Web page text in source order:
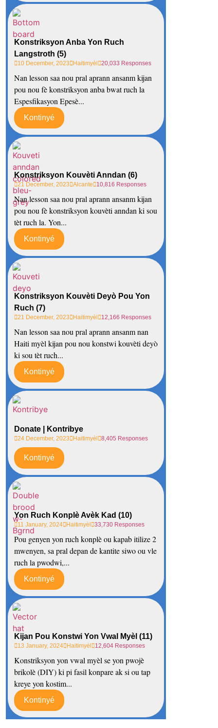
Konstriksyon Anba Yon Ruch
Langstroth (5)
10 December, 2023 Haitimyèl 20,033 Responses
Nan lesson saa nou pral aprann ansanm kijan
pou nou fè konstriksyon anba bwat ruch la
Espesfikasyon Epesè...
Kontinyé
Konstriksyon Kouvèti Anndan (6)
21 December, 2023 Alcante 10,816 Responses
Nan lesson saa nou pral aprann ansanm kijan
pou nou fè konstriksyon kouvèti anndan ki sou
tèt ruch la. Yon...
Kontinyé
Konstriksyon Kouvèti Deyò Pou Yon
Ruch (7)
21 December, 2023 Haitimyèl 12,166 Responses
Nan lesson saa nou pral aprann ansanm nan
Haiti myèl kijan pou nou konstwi kouvèti deyò
ki sou tèt ruch...
Kontinyé
Donate | Kontribye
24 December, 2023 Haitimyèl 8,405 Responses
Kontinyé
Yon Ruch Konplè Avèk Kad (10)
11 January, 2024 Haitimyèl 33,730 Responses
Pou genyen yon ruch konplè ou kapab itilize 2
mwenyen, sa pral depan de kantite siwo ou vle
ruch la pwodwi,...
Kontinyé
Kijan Pou Konstwi Yon Vwal Myèl (11)
13 January, 2024 Haitimyèl 12,604 Responses
Konstriksyon yon vwal myèl se yon pwojè
brikolè (DIY) ki pi fasil konpare ak si ou tap
kreye yon kostim...
Kontinyé